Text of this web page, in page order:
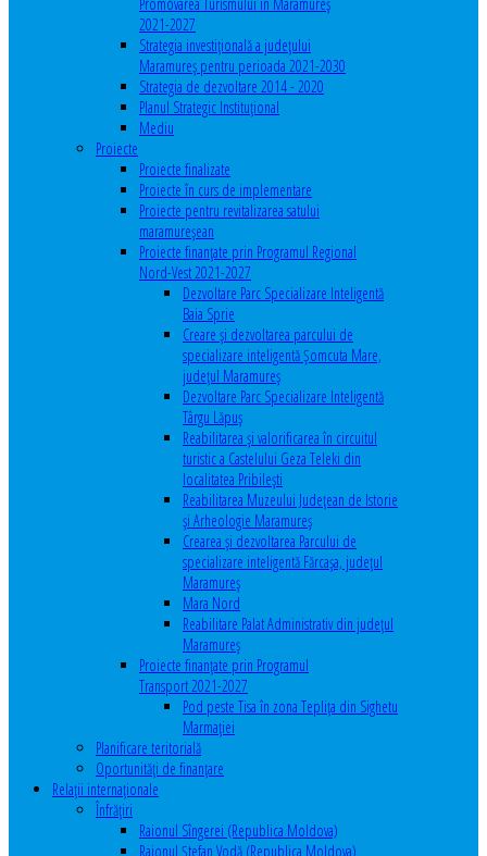
2021-2027
Strategia investiţională a județului
Maramureș pentru perioada 2021-2030
Strategia de dezvoltare 2014 - 2020
Planul Strategic Instituţional
Mediu
Proiecte
Proiecte finalizate
Proiecte în curs de implementare
Proiecte pentru revitalizarea satului
maramureşean
Proiecte finanțate prin Programul Regional
Nord-Vest 2021-2027
Dezvoltare Parc Specializare Inteligentă
Baia Sprie
Creare și dezvoltarea parcului de
specializare inteligentă Șomcuta Mare,
județul Maramureș
Dezvoltare Parc Specializare Inteligentă
Târgu Lăpuș
Reabilitarea și valorificarea în circuitul
turistic a Castelului Geza Teleki din
localitatea Pribilești
Reabilitarea Muzeului Județean de Istorie
și Arheologie Maramureș
Crearea și dezvoltarea Parcului de
specializare inteligentă Fărcașa, județul
Maramureș
Mara Nord
Reabilitare Palat Administrativ din județul
Maramureș
Proiecte finanțate prin Programul
Transport 2021-2027
Pod peste Tisa în zona Teplița din Sighetu
Marmației
Planificare teritorială
Oportunităţi de finanţare
Relaţii internaţionale
Înfrăţiri
Raionul Sîngerei (Republica Moldova)
Raionul Ștefan Vodă (Republica Moldova)